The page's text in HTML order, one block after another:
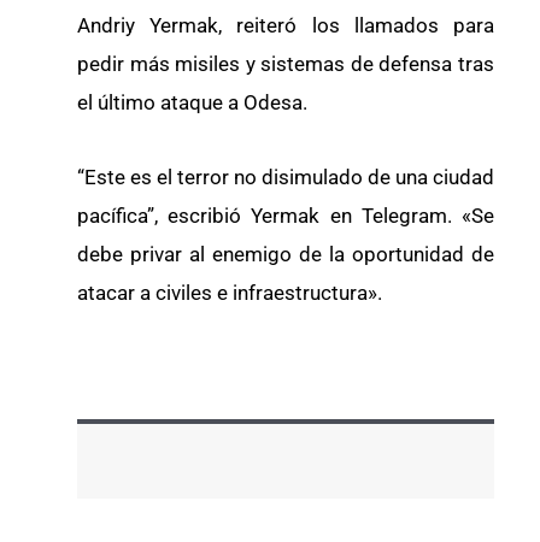
Andriy Yermak, reiteró los llamados para
pedir más misiles y sistemas de defensa tras
el último ataque a Odesa.
“Este es el terror no disimulado de una ciudad
pacífica”, escribió Yermak en Telegram. «Se
debe privar al enemigo de la oportunidad de
atacar a civiles e infraestructura».